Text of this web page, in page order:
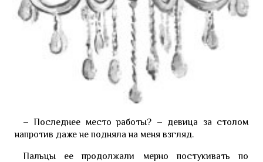
– Последнее место работы? – девица за столом
напротив даже не подняла на меня взгляд.
Пальцы ее продолжали мерно постукивать по